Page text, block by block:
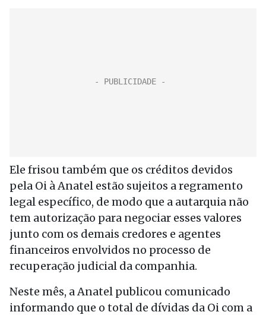
Ele frisou também que os créditos devidos
pela Oi à Anatel estão sujeitos a regramento
legal específico, de modo que a autarquia não
tem autorização para negociar esses valores
junto com os demais credores e agentes
financeiros envolvidos no processo de
recuperação judicial da companhia.
Neste mês, a Anatel publicou comunicado
informando que o total de dívidas da Oi com a